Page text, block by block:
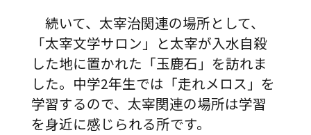
続いて、太宰治関連の場所として、
「太宰文学サロン」と太宰が入水自殺
した地に置かれた「玉鹿石」を訪れま
した。中学2年生では「走れメロス」を
学習するので、太宰関連の場所は学習
を身近に感じられる所です。